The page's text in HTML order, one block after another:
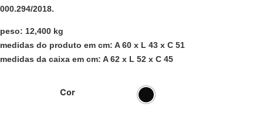
000.294/2018.
peso: 12,400 kg
medidas do produto em cm: A 60 x L 43 x C 51
medidas da caixa em cm: A 62 x L 52 x C 45
Cor